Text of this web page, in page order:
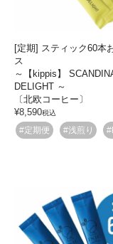
[定期] スティック60本
ス
～【kippis】
DELIGHT ～
〔北欧コーヒー〕
¥8,590税込
#定期便 #浅煎り